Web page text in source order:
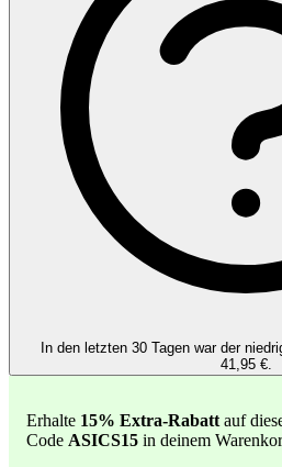
In den letzten 30 Tagen war der
41,95 €.
Erhalte 15% Extra-Rabatt auf
Code ASICS15 in deinem